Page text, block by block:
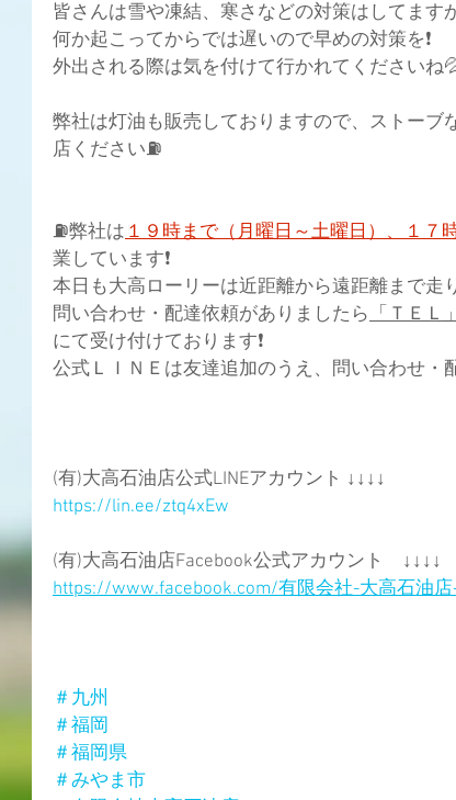
皆さんは雪や凍結、寒さなどの対策はしてます
何か起こってからでは遅いので早めの対策を❗
外出される際は気を付けて行かれてくださいね
弊社は灯油も販売しておりますので、ストーブ
店ください⛽
⛽弊社は １９時まで（月曜日～土曜日）、１７
業しています❗
本日も大高ローリーは近距離から遠距離まで走
問い合わせ・配達依頼がありましたら 「ＴＥＬ
にて受け付けております❗
公式ＬＩＮＥは友達追加のうえ、問い合わせ・
(有)大高石油店公式LINEアカウント ↓↓↓↓
https://lin.ee/ztq4xEw
(有)大高石油店Facebook公式アカウント　↓↓↓↓
https://www.facebook.com/有限会社-大高石油店
＃九州
＃福岡
＃福岡県
＃みやま市